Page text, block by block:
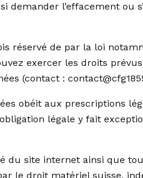
demander l’effacement ou
réservé de par la loi
exercer les droits
(contact :
obéit aux prescriptions
légale y fait
du site internet ainsi que
le droit matériel suisse,